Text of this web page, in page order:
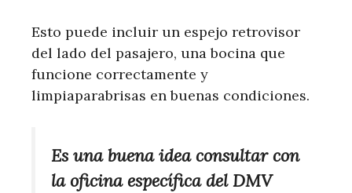
Esto puede incluir un espejo retrovisor
del lado del pasajero, una bocina que
funcione correctamente y
limpiaparabrisas en buenas condiciones.
Es una buena idea consultar con
la oficina específica del DMV